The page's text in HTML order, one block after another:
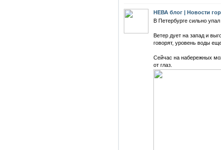
НЕВА блог | Новости
В Петербурге сильно
Ветер дует на запад и
говорят, уровень воды
Сейчас на набережных
от глаз.